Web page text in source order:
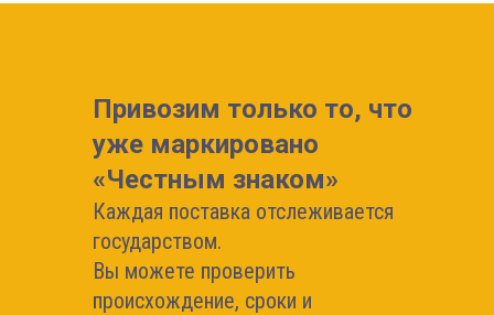
Привозим только то, что
уже маркировано
«Честным знаком»
Каждая поставка отслеживается
государством.
Вы можете проверить
происхождение, сроки и